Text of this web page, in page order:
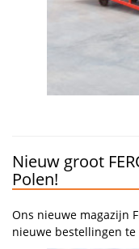
Nieuw groot
Polen!
Ons nieuwe magazijn
nieuwe bestellingen te